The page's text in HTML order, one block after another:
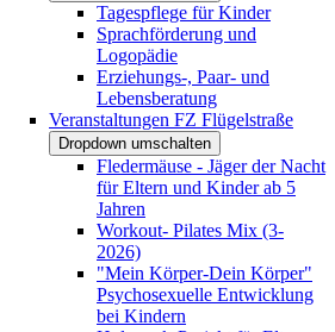
Tagespflege für Kinder
Sprachförderung und
Logopädie
Erziehungs-, Paar- und
Lebensberatung
Veranstaltungen FZ Flügelstraße
Dropdown umschalten
Fledermäuse - Jäger der Nacht
für Eltern und Kinder ab 5
Jahren
Workout- Pilates Mix (3-
2026)
"Mein Körper-Dein Körper"
Psychosexuelle Entwicklung
bei Kindern